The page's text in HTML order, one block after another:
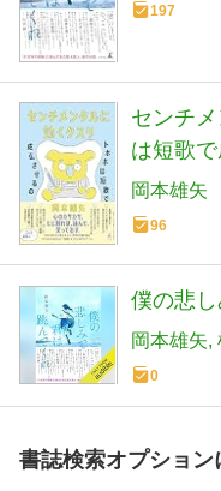
197
センチ
は短歌
岡本雄矢
96
僕の悲
岡本雄矢
0
書誌検索オプション